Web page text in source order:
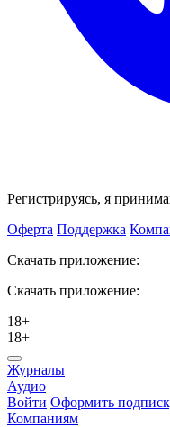
Регистрируясь, я
Оферта Поддержка
Скачать приложение:
Скачать приложение:
18+
18+
Журналы
Аудио
Войти Оформить
Компаниям